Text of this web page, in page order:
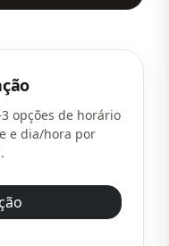
opções de horário
e dia/hora por